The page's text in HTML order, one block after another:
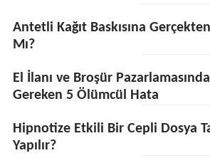
Antetli Kağıt Baskısına
Mı?
El İlanı ve Broşür
Gereken 5 Ölümcül Hata
Hipnotize Etkili Bir Cepli Dosya
Yapılır?